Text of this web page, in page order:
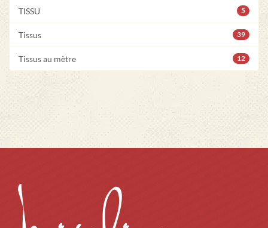
TISSU 5
Tissus 39
Tissus au mètre 12